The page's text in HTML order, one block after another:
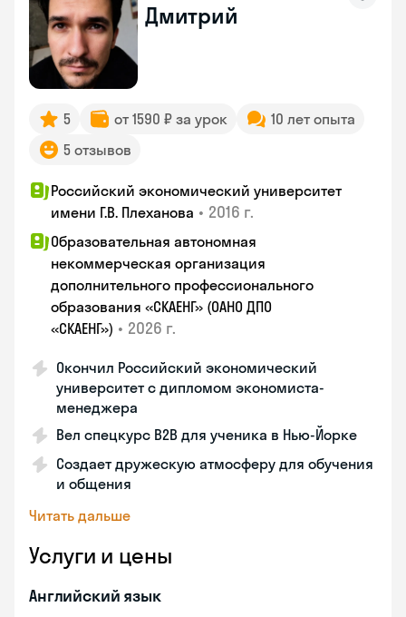
Дмитрий
5 от 1590 ₽ за урок
10 лет опыта
5 отзывов
Российский экономический университет
имени Г.В. Плеханова • 2016 г.
Образовательная автономная
некоммерческая организация
дополнительного профессионального
образования «СКАЕНГ» (ОАНО ДПО
«СКАЕНГ») • 2026 г.
Окончил Российский экономический
университет с дипломом экономиста-
менеджера
Вел спецкурс B2B для ученика в Нью-Йорке
Создает дружескую атмосферу для обучения
и общения
Читать дальше
Услуги и цены
Английский язык